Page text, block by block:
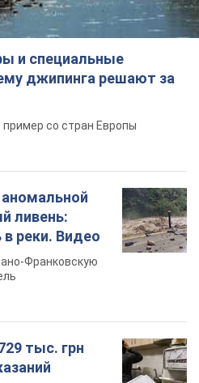
и специальные
джипинга решают за
со стран Европы
ливень:
в реки. Видео
Франковскую
тыс. грн